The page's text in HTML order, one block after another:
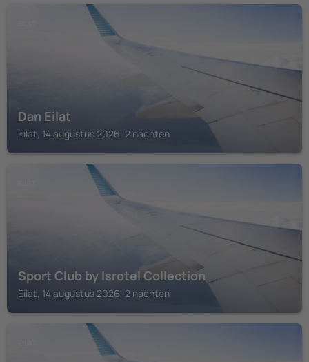
Dan Eilat
Eilat, 14 augustus 2026, 2 nachten
Sport Club by Isrotel Collection
Eilat, 14 augustus 2026, 2 nachten